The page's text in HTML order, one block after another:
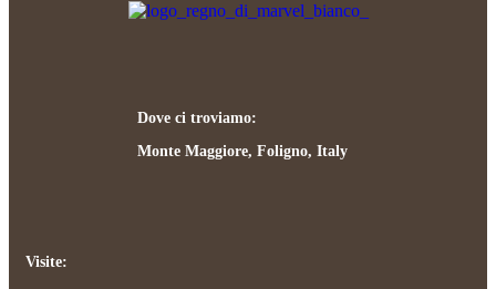
Dove ci troviamo:
Monte Maggiore, Foligno, Italy
Visite: